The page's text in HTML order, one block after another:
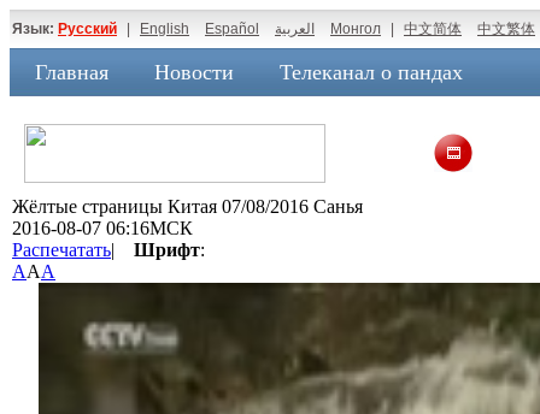
Язык: Русский English Español العربية Монгол 中文简体 中文繁体
Главная Новости Телеканал о пандах
Жёлтые страницы Китая 07/08/2016 Санья
2016-08-07 06:16МСК
Распечатать| Шрифт:
AAA